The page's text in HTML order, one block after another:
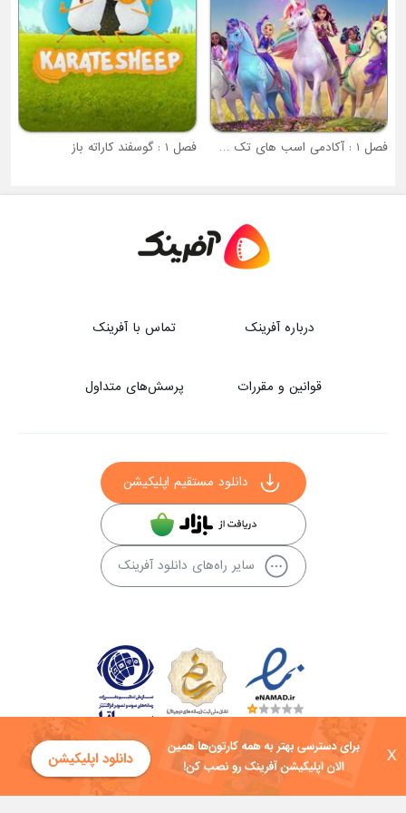
X
فصل 1 : آکادمی اسب های تک شاخ فصل 1 : گوسفند کاراته باز
درباره آفرینک تماس با آفرینک
قوانین و مقررات پرسش‌های متداول
دانلود مستقیم اپلیکیشن
سایر راه‌های دانلود آفرینک
کلیه حقوق این سایت به شرکت توسعه فناوی هفت آسمان توکان تعلق دارد و